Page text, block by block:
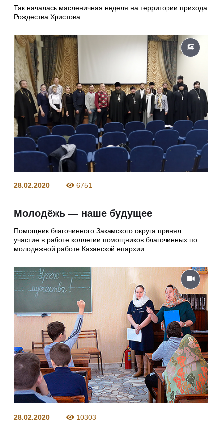
Так началась масленичная неделя на территории прихода
Рождества Христова
28.02.2020 6751
Молодёжь — наше будущее
Помощник благочинного Закамского округа принял
участие в работе коллегии помощников благочинных по
молодежной работе Казанской епархии
28.02.2020 10303